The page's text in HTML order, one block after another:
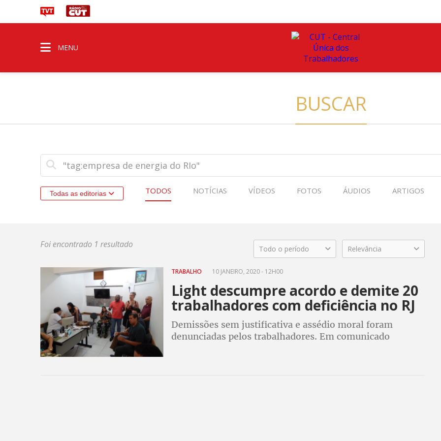
MENU
BUSCAR
Todas as editorias TODOS NOTÍCIAS VÍDEOS FOTOS ÁUDIOS ARTIGOS
Foi encontrado 1 resultado Todo o período Relevância
TRABALHO 10 JANEIRO, 2020 - 12H00
Light descumpre acordo e demite 20
trabalhadores com deficiência no RJ
Demissões sem justificativa e assédio moral foram
denunciadas pelos trabalhadores. Em comunicado